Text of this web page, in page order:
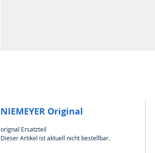
NIEMEYER Original
orignal Ersatzteil
Dieser Artikel ist aktuell nicht bestellbar.